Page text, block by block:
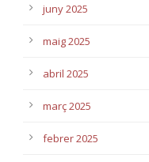
juny 2025
maig 2025
abril 2025
març 2025
febrer 2025